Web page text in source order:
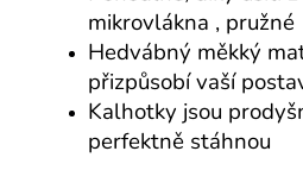
mikrovlákna , pružné
Hedvábný měkký
přizpůsobí vaší
Kalhotky jsou
perfektně stáhnou